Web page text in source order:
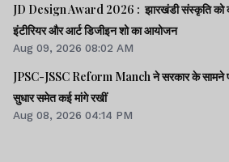
JD Design Award 2026 : झारखंडी संस्कृति को दर्शाता फैशन,
इंटीरियर और आर्ट डिजीइन शो का आयोजन
Aug 09, 2026 08:02 AM
JPSC-JSSC Reform Manch ने सरकार के सामने
सुधार समेत कई मांगे रखीं
Aug 08, 2026 04:14 PM